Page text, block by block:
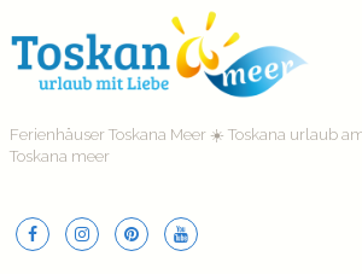
Ferienhäuser Toskana Meer ☀️ Toskana urlaub
Toskana meer